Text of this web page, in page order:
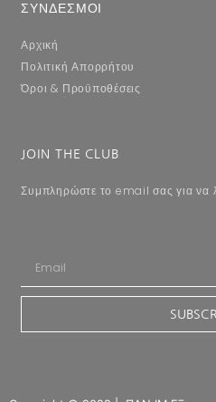
ΣΥΝΔΕΣΜΟΙ
Αρχική
Πολιτική Απορρήτου
Όροι & Προϋποθέσεις
JOIN THE CLUB
Συμπληρώστε το email σας για να